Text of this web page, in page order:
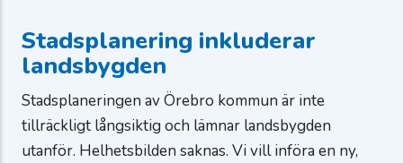
Stadsplanering inkluderar
landsbygden
Stadsplaneringen av Örebro kommun är inte
tillräckligt långsiktig och lämnar landsbygden
utanför. Helhetsbilden saknas. Vi vill införa en ny,